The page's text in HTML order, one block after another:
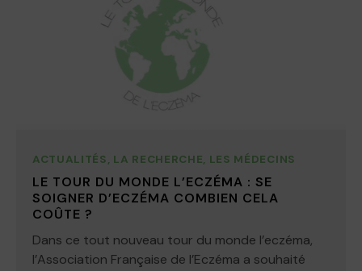
ACTUALITÉS, LA RECHERCHE, LES MÉDECINS
LE TOUR DU MONDE L’ECZÉMA : SE
SOIGNER D’ECZÉMA COMBIEN CELA
COÛTE ?
Dans ce tout nouveau tour du monde l’eczéma,
l’Association Française de l’Eczéma a souhaité